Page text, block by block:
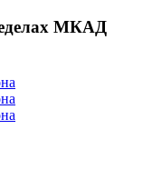
МКАД